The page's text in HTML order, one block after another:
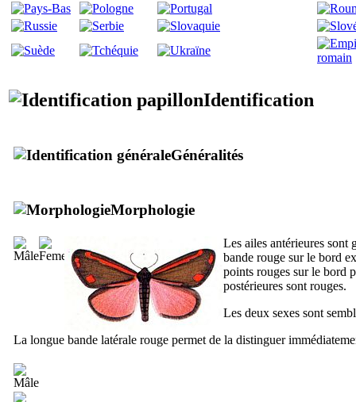
Identification
Généralités
Morphologie
Les ailes antérieures sont
bande rouge sur le bord
points rouges sur le bord
postérieures sont rouges.
Les deux sexes sont
La longue bande latérale rouge permet de la distinguer